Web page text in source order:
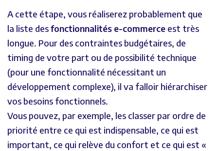
A cette étape, vous réaliserez probablement que
la liste desfonctionnalités e-commerce est très
longue. Pour des contraintes budgétaires, de
timing de votre part ou de possibilité technique
(pour une fonctionnalité nécessitant un
développement complexe), il va falloir hiérarchiser
vos besoins fonctionnels.
Vous pouvez, par exemple, les classer par ordre de
priorité entre ce qui est indispensable, ce qui est
important, ce qui relève du confort et ce qui est «